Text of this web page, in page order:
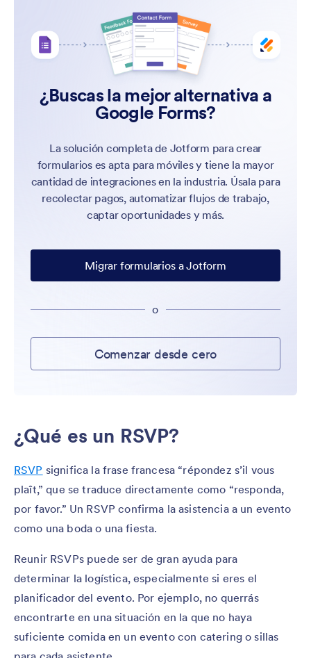
¿Buscas la mejor alternativa a
Google Forms?
La solución completa de Jotform para crear
formularios es apta para móviles y tiene la mayor
cantidad de integraciones en la industria. Úsala para
recolectar pagos, automatizar flujos de trabajo,
captar oportunidades y más.
Migrar formularios a Jotform
o
Comenzar desde cero
¿Qué es un RSVP?
RSVP significa la frase francesa “répondez s’il vous
plaît,” que se traduce directamente como “responda,
por favor.” Un RSVP confirma la asistencia a un evento
como una boda o una fiesta.
Reunir RSVPs puede ser de gran ayuda para
determinar la logística, especialmente si eres el
planificador del evento. Por ejemplo, no querrás
encontrarte en una situación en la que no haya
suficiente comida en un evento con catering o sillas